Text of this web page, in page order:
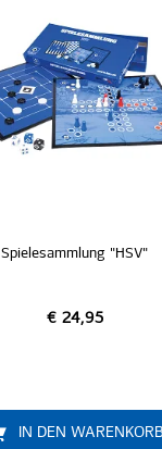
Spielesammlung "HSV"
€ 24,95
IN DEN WARENKORB